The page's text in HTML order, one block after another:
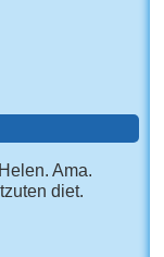
Ama.
diet.